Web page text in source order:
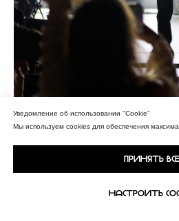
Уведомление об использовании "Cookie"
Мы используем cookies для обеспечения
Принять
Настроить